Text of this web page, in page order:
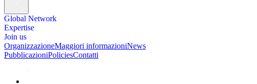
Global Network
Expertise
Join us
OrganizzazioneMaggiori informazioniNews
PubblicazioniPoliciesContatti